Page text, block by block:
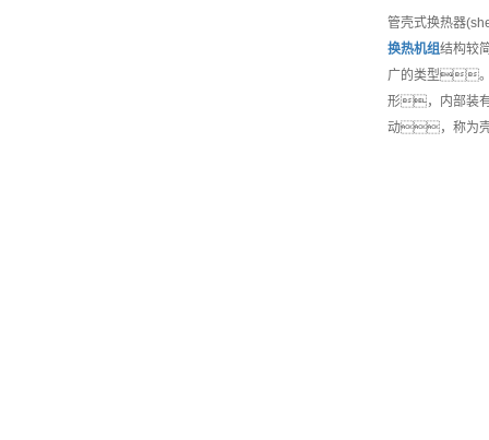
管壳式换热器
换热机组结构较
广的类型
形，内部装
动，称为